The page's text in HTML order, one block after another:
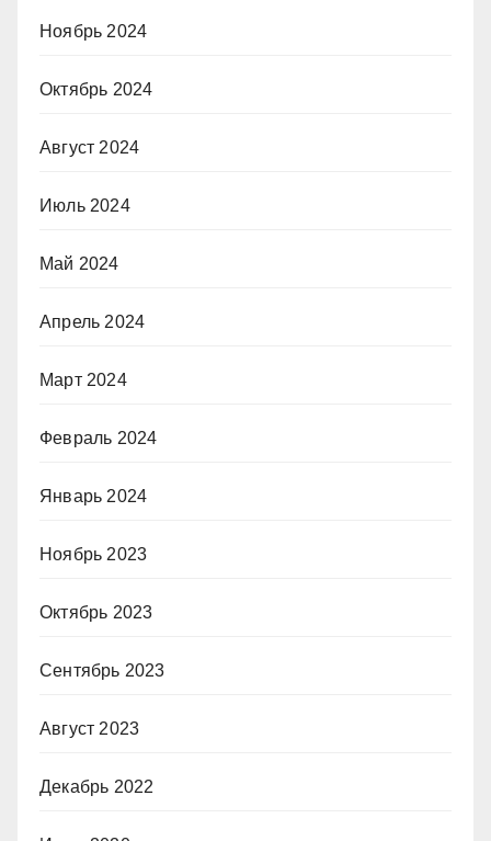
Ноябрь 2024
Октябрь 2024
Август 2024
Июль 2024
Май 2024
Апрель 2024
Март 2024
Февраль 2024
Январь 2024
Ноябрь 2023
Октябрь 2023
Сентябрь 2023
Август 2023
Декабрь 2022